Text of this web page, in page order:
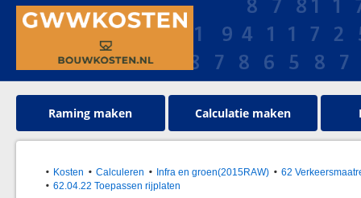
Raming maken Calculatie maken
Kosten Calculeren Infra en groen(2015RAW)
62
62.04.22 Toepassen rijplaten